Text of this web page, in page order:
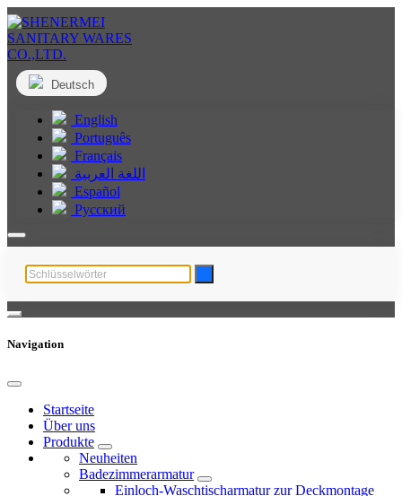
Deutsch
English
Português
Français
اللغة العربية
Español
Русский
Navigation
Startseite
Über uns
Produkte
Neuheiten
Badezimmerarmatur
Einloch-Waschtischarmatur zur Deckmontage